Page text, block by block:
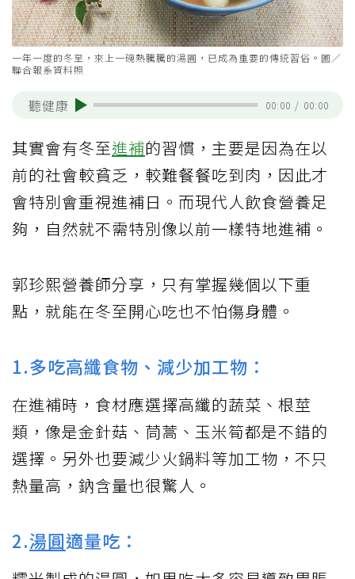
一年一度的冬至，來上一碗熱騰騰的湯圓，已成為重要的傳統習俗。圖／
聯合報系資料照
聽健康 00:00 / 00:00
其實會有冬至進補的習慣，主要是因為在以
前的社會較貧乏，較難餐餐吃到肉，因此才
會特別會重視進補日。而現代人飲食營養足
夠，自然就不需特別像以前一樣特地進補。
郭珍熙營養師分享，只有掌握幾個以下重
點，就能在冬至開心吃也不怕傷身體。
1.多吃高纖食物、減少加工物：
在進補時，食材應選擇高纖的蔬菜、根莖
類，像是金針菇、茼蒿、玉米筍都是不錯的
選擇。另外也要減少火鍋料等加工物，不只
熱量高，鈉含量也很驚人。
2.湯圓適量吃：